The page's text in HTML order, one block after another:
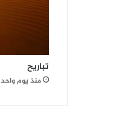
تباريح
منذ يوم واحد